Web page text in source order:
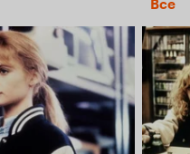
Все